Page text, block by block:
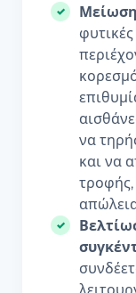
Μείωση
να
και να
τροφής,